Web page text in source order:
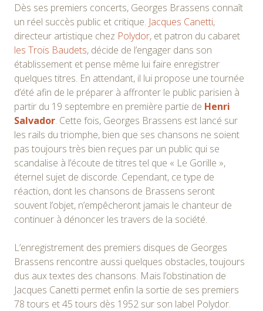
Dès ses premiers concerts, Georges Brassens connaît
un réel succès public et critique. Jacques Canetti,
directeur artistique chez Polydor, et patron du cabaret
les Trois Baudets, décide de l’engager dans son
établissement et pense même lui faire enregistrer
quelques titres. En attendant, il lui propose une tournée
d’été afin de le préparer à affronter le public parisien à
partir du 19 septembre en première partie de Henri
Salvador. Cette fois, Georges Brassens est lancé sur
les rails du triomphe, bien que ses chansons ne soient
pas toujours très bien reçues par un public qui se
scandalise à l’écoute de titres tel que « Le Gorille »,
éternel sujet de discorde. Cependant, ce type de
réaction, dont les chansons de Brassens seront
souvent l’objet, n’empêcheront jamais le chanteur de
continuer à dénoncer les travers de la société.
L’enregistrement des premiers disques de Georges
Brassens rencontre aussi quelques obstacles, toujours
dus aux textes des chansons. Mais l’obstination de
Jacques Canetti permet enfin la sortie de ses premiers
78 tours et 45 tours dès 1952 sur son label Polydor.